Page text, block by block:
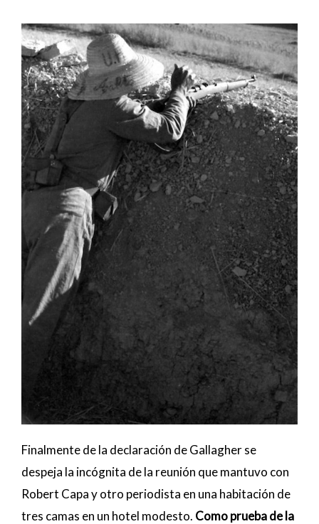
Finalmente de la declaración de Gallagher se
despeja la incógnita de la reunión que mantuvo con
Robert Capa y otro periodista en una habitación de
tres camas en un hotel modesto. Como prueba de la